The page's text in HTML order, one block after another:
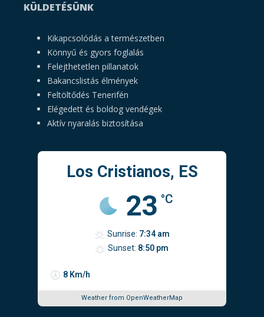
KÜLDETÉSÜNK
Kikapcsolódás a természetben
Könnyű és gyors foglalás
Felejthetetlen pillanatok
Bakancslistás élmények
Feltöltődés Tenerifén
Elégedett és boldog vendégek
Aktív nyaralás biztosítása
Los Cristianos, ES
23 °C
8 Km/h
Sunrise: 7:34 am
Sunset: 8:50 pm
Weather from OpenWeatherMap